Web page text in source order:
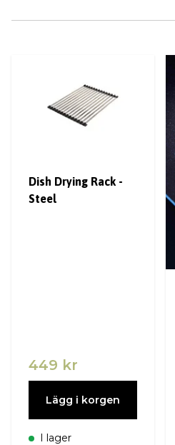
Dish Drying Rack -
Steel
449 kr
Lägg i korgen
I lager